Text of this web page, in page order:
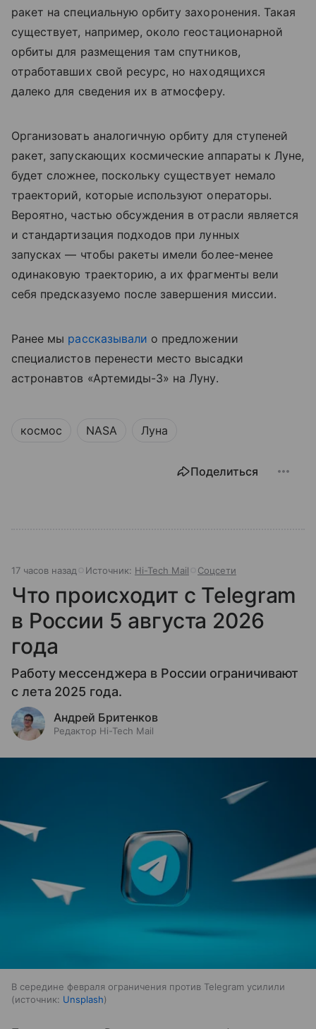
ракет на специальную орбиту захоронения. Такая
существует, например, около геостационарной
орбиты для размещения там спутников,
отработавших свой ресурс, но находящихся
далеко для сведения их в атмосферу.
Организовать аналогичную орбиту для ступеней
ракет, запускающих космические аппараты к Луне,
будет сложнее, поскольку существует немало
траекторий, которые используют операторы.
Вероятно, частью обсуждения в отрасли является
и стандартизация подходов при лунных
запусках — чтобы ракеты имели более-менее
одинаковую траекторию, а их фрагменты вели
себя предсказуемо после завершения миссии.
Ранее мы рассказывали о предложении
специалистов перенести место высадки
астронавтов «Артемиды-3» на Луну.
космос NASA Луна
Поделиться
17 часов назад Источник: Hi-Tech Mail Соцсети
Что происходит с Telegram
в России 5 августа 2026
года
Работу мессенджера в России ограничивают
с лета 2025 года.
Андрей Бритенков
Редактор Hi-Tech Mail
В середине февраля ограничения против Telegram усилили
источник: Unsplash